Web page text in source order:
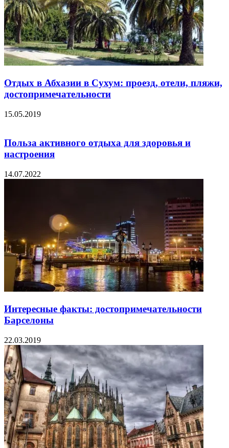
Отдых в Абхазии в Сухум: проезд, отели, пляжи,
достопримечательности
15.05.2019
Польза активного отдыха для здоровья и
настроения
14.07.2022
Интересные факты: достопримечательности
Барселоны
22.03.2019